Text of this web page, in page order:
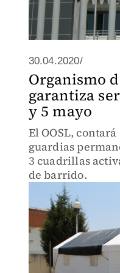
30.04.2020/
Organismo
garantiza
y 5 mayo
El OOSL,
guardias
3 cuadrillas
de barrido.